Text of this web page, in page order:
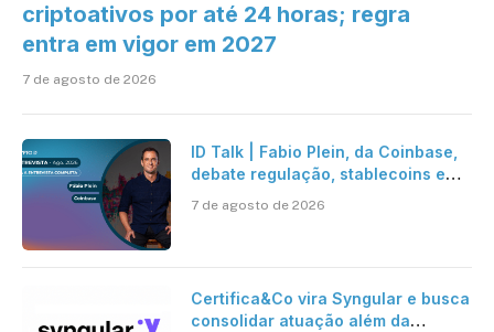
criptoativos por até 24 horas; regra
entra em vigor em 2027
7 de agosto de 2026
ID Talk | Fabio Plein, da Coinbase,
debate regulação, stablecoins e
risco onchain
7 de agosto de 2026
Certifica&Co vira Syngular e busca
consolidar atuação além da